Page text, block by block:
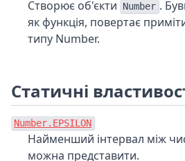
Створює об'єкти Number .
як функція, повертає
типу Number.
Статичні
Number.EPSILON
Найменший інтервал між
можна представити.